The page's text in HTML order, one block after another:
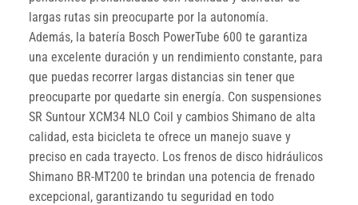
largas rutas sin preocuparte por la autonomía.
Además, la batería Bosch PowerTube 600 te garantiza
una excelente duración y un rendimiento constante, para
que puedas recorrer largas distancias sin tener que
preocuparte por quedarte sin energía. Con suspensiones
SR Suntour XCM34 NLO Coil y cambios Shimano de alta
calidad, esta bicicleta te ofrece un manejo suave y
preciso en cada trayecto. Los frenos de disco hidráulicos
Shimano BR-MT200 te brindan una potencia de frenado
excepcional, garantizando tu seguridad en todo